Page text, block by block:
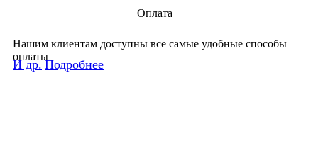
Оплата
Нашим клиентам доступны все самые удобные способы
оплаты
И др. Подробнее